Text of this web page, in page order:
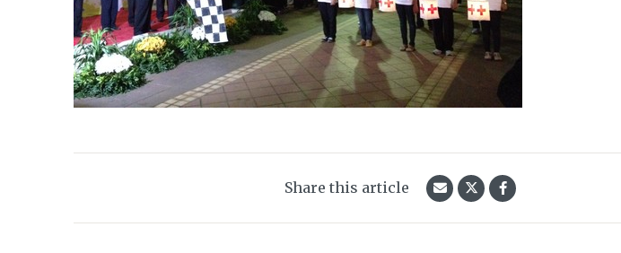
Share this article